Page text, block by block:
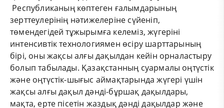
Республиканың көптеген ғалымдарының
зерттеулерінің нәтижелеріне сүйеніп,
төмендегідей тұжырымға келеміз, жүгеріні
интенсивтік технологиямен өсіру шарттарының
бірі, оны жақсы алғы дақылдан кейін орналастыру
болып табылады. Қазақстанның суармалы оңтүстік
және оңтүстік-шығыс аймақтарында жүгері үшін
жақсы алғы дақыл дәнді-бұршақ дақылдары,
мақта, ерте пісетін жаздық дәнді дақылдар және